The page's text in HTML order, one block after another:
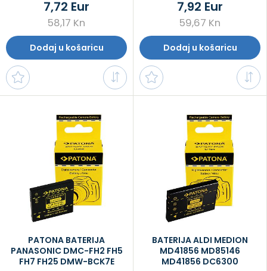
58,17 Kn
7,72 Eur
Dodaj u košaricu
59,67 Kn
7,92 Eur
Dodaj u košaricu
PATONA BATERIJA
PANASONIC DMC-FH2 FH5
FH7 FH25 DMW-BCK7E
BATERIJA ALDI MEDION
MD41856 MD85146
MD41856 DC6300